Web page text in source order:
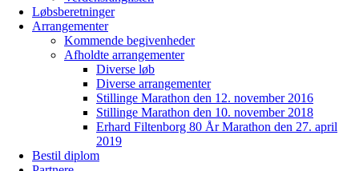
Løbsberetninger
Arrangementer
Kommende begivenheder
Afholdte arrangementer
Diverse løb
Diverse arrangementer
Stillinge Marathon den 12. november 2016
Stillinge Marathon den 10. november 2018
Erhard Filtenborg 80 År Marathon den 27. april
2019
Bestil diplom